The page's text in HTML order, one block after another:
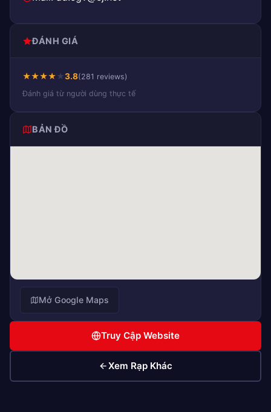
ĐÁNH GIÁ
★★★★★3.8(281 reviews)
Đánh giá từ người dùng thực tế
BẢN ĐỒ
Mở Google Maps
Truy Cập Website
Xem Rạp Khác